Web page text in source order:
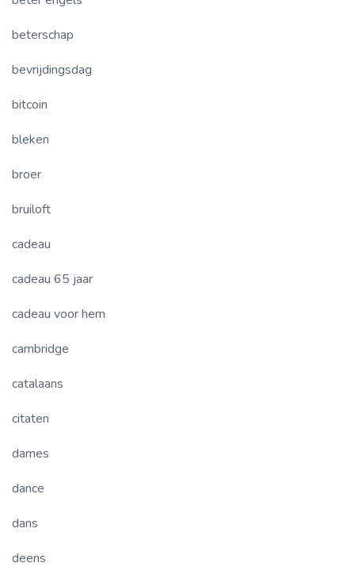
beterschap
bevrijdingsdag
bitcoin
bleken
broer
bruiloft
cadeau
cadeau 65 jaar
cadeau voor hem
cambridge
catalaans
citaten
dames
dance
dans
deens